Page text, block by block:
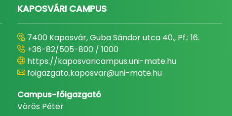
KAPOSVÁRI CAMPUS
7400 Kaposvár, Guba Sándor utca 40., Pf.: 16.
+36-82/505-800 / 1000
https://kaposvaricampus.uni-mate.hu
foigazgato.kaposvar@uni-mate.hu
Campus-főigazgató
Vörös Péter